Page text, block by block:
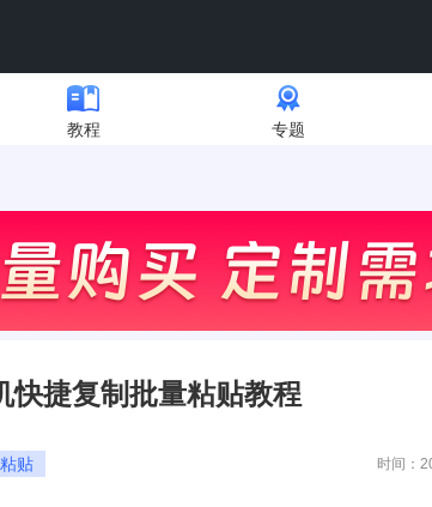
教程 专题
快捷复制批量粘贴教程
时间：
贴